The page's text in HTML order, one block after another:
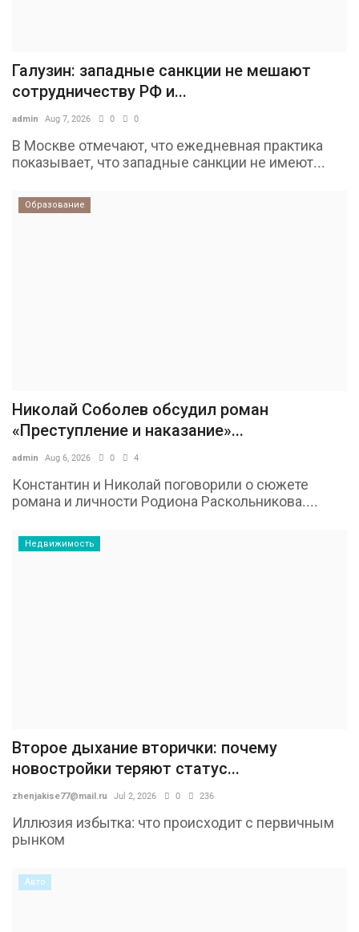
Галузин: западные санкции не мешают
сотрудничеству РФ и...
admin Aug 7, 2026 0 0
В Москве отмечают, что ежедневная практика
показывает, что западные санкции не имеют...
Образование
Николай Соболев обсудил роман
«Преступление и наказание»...
admin Aug 6, 2026 0 4
Константин и Николай поговорили о сюжете
романа и личности Родиона Раскольникова....
Недвижимость
Второе дыхание вторички: почему
новостройки теряют статус...
zhenjakise77@mail.ru Jul 2, 2026 0 236
Иллюзия избытка: что происходит с первичным
рынком
Авто